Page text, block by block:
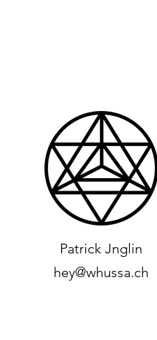
Patrick Jnglin
hey@whussa.ch